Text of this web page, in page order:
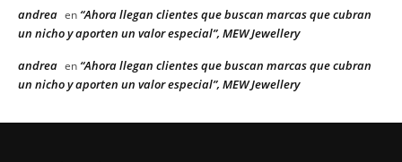
andrea en “Ahora llegan clientes que buscan marcas que cubran
un nicho y aporten un valor especial”, MEW Jewellery
andrea en “Ahora llegan clientes que buscan marcas que cubran
un nicho y aporten un valor especial”, MEW Jewellery